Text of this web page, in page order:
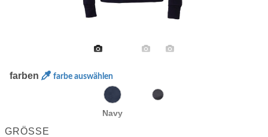
farben farbe auswählen
Navy
GRÖSSE